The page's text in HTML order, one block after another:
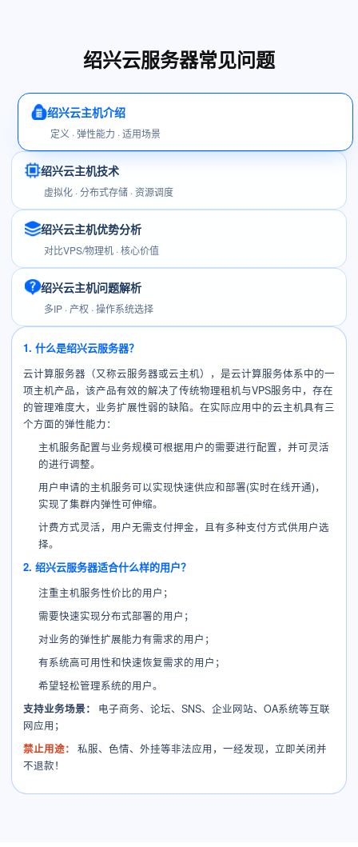
绍兴云服务器常见问题
绍兴云主机介绍
定义 · 弹性能力 · 适用场景
绍兴云主机技术
虚拟化 · 分布式存储 · 资源调度
绍兴云主机优势分析
对比VPS/物理机 · 核心价值
绍兴云主机问题解析
多IP · 产权 · 操作系统选择
1. 什么是绍兴云服务器？
云计算服务器（又称云服务器或云主机），是云计算服务体系中的一
项主机产品，该产品有效的解决了传统物理租机与VPS服务中，存在
的管理难度大，业务扩展性弱的缺陷。在实际应用中的云主机具有三
个方面的弹性能力：
主机服务配置与业务规模可根据用户的需要进行配置，并可灵活
的进行调整。
用户申请的主机服务可以实现快速供应和部署(实时在线开通)，
实现了集群内弹性可伸缩。
计费方式灵活，用户无需支付押金，且有多种支付方式供用户选
择。
2. 绍兴云服务器适合什么样的用户？
注重主机服务性价比的用户；
需要快速实现分布式部署的用户；
对业务的弹性扩展能力有需求的用户；
有系统高可用性和快速恢复需求的用户；
希望轻松管理系统的用户。
支持业务场景：
电子商务、论坛、SNS、企业网站、OA系统等互联
网应用；
禁止用途：
私服、色情、外挂等非法应用，一经发现，立即关闭并
不退款！